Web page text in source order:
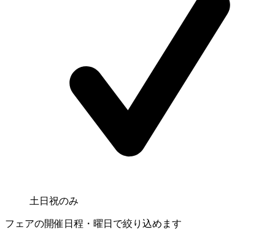
土日祝のみ
フェアの開催日程・曜日で絞り込めます